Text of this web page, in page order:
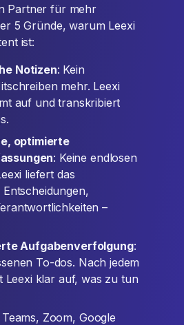
Partner für mehr
5 Gründe, warum Leexi
ist:
Notizen: Kein
mehr. Leexi
auf und transkribiert
optimierte
: Keine endlosen
liefert das
Entscheidungen,
–
Aufgabenverfolgung:
To-dos. Nach jedem
Leexi klar auf, was zu tun
Teams, Zoom, Google